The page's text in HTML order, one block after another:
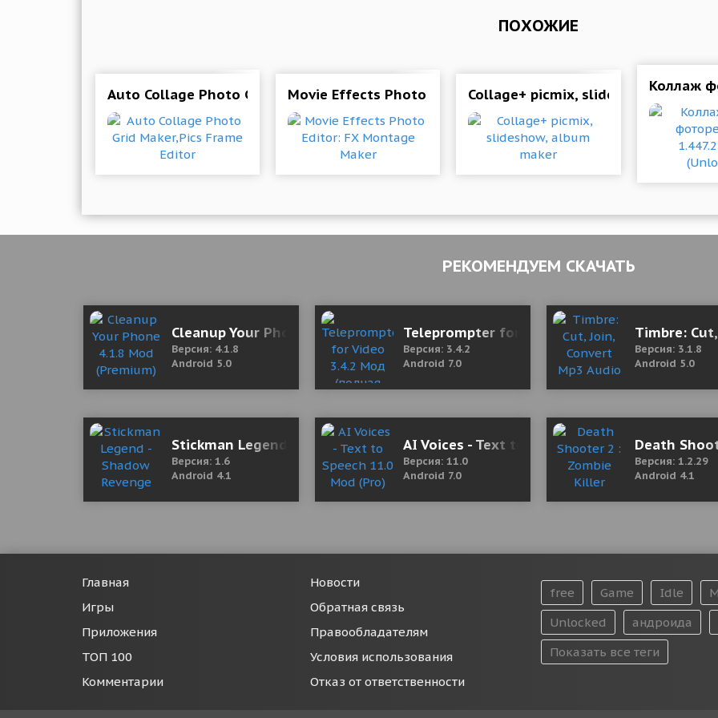
ПОХОЖИЕ
Auto Collage Photo Grid Maker,Pics Frame EditorMovie Effects Photo Editor: FX Montage Maker
Collage+ picmix, slideshow, album
Коллаж
РЕКОМЕНДУЕМ СКАЧАТЬ
Cleanup Your Phone 4.1.8 Mod (Premium)
Версия: 4.1.8
Android 5.0
Teleprompter for Video 3.4.2 Мод (полная
Версия: 3.4.2
Android 7.0
Timbre:
Версия: 3.1.8
Android 5.0
Stickman Legend - Shadow Revenge
Версия: 1.6
Android 4.1
AI Voices - Text to Speech 11.0 Mod (Pro)
Версия: 11.0
Android 7.0
Death
Версия: 1.2.29
Android 4.1
Главная
Игры
Приложения
ТОП 100
Комментарии
Новости
Обратная связь
Правообладателям
Условия использования
Отказ от ответственности
free Game Idle
Unlocked
андроида
Показать все теги